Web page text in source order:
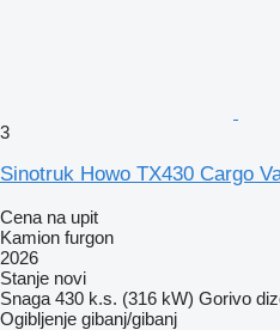
3
Sinotruk Howo TX430 Cargo
Cena na upit
Kamion furgon
2026
Stanje novi
Snaga 430 k.s. (316 kW) Gorivo
Ogibljenje gibanj/gibanj